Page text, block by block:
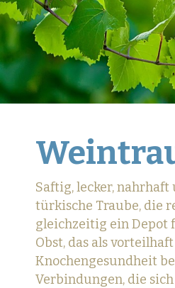
Saftig, lecker, nahrhaft
türkische Traube, die
gleichzeitig ein Depot
Obst, das als
Knochengesundheit
Verbindungen, die